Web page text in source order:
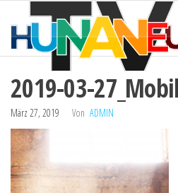
Inhalt
springen
2019-03-
März 27, 2019 Von ADMIN